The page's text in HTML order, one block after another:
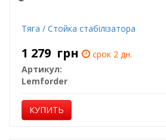
Тяга / Стойка стабілізатора
1 279 грн
срок 2 дн.
Артикул:
Lemforder
КУПИТЬ